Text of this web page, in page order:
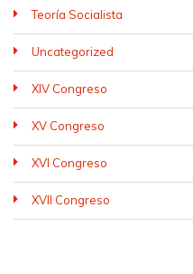
Teoría Socialista
Uncategorized
XIV Congreso
XV Congreso
XVI Congreso
XVII Congreso